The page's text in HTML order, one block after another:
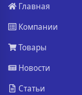
Главная
Компании
Товары
Новости
Статьи